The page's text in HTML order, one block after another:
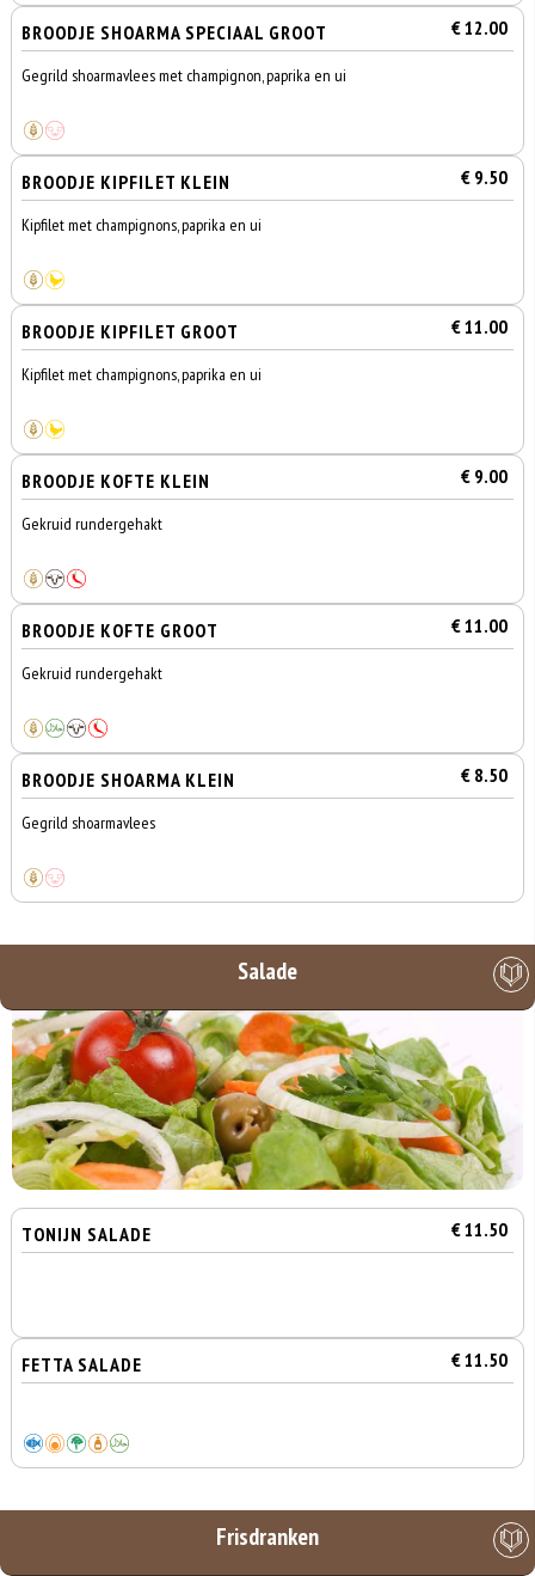
BROODJE SHOARMA SPECIAAL GROOT € 12.00
Gegrild shoarmavlees met champignon, paprika en ui
BROODJE KIPFILET KLEIN € 9.50
Kipfilet met champignons, paprika en ui
BROODJE KIPFILET GROOT € 11.00
Kipfilet met champignons, paprika en ui
BROODJE KOFTE KLEIN € 9.00
Gekruid rundergehakt
BROODJE KOFTE GROOT € 11.00
Gekruid rundergehakt
BROODJE SHOARMA KLEIN € 8.50
Gegrild shoarmavlees
Salade
TONIJN SALADE € 11.50
FETTA SALADE € 11.50
Frisdranken